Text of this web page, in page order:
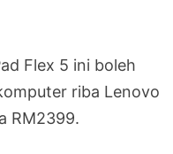
Flex 5 ini boleh
riba Lenovo
RM2399.